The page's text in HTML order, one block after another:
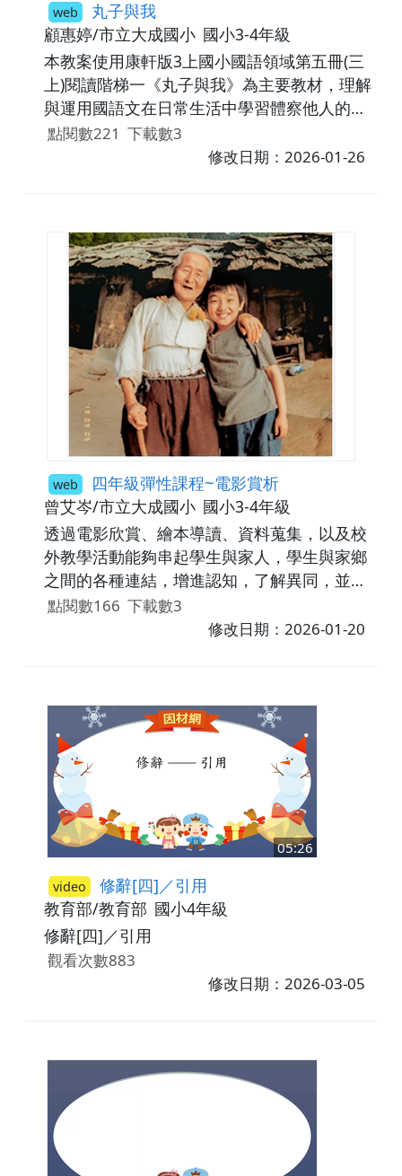
web 丸子與我
顧惠婷/市立大成國小 國小3-4年級
本教案使用康軒版3上國小國語領域第五冊(三
上)閱讀階梯一《丸子與我》為主要教材，理解
與運用國語文在日常生活中學習體察他人的感
受，並給予適當的回應，以達成溝通及互動的
點閱數221 下載數3
修改日期：2026-01-26
web 四年級彈性課程~電影賞析
曾艾岑/市立大成國小 國小3-4年級
透過電影欣賞、繪本導讀、資料蒐集，以及校
外教學活動能夠串起學生與家人，學生與家鄉
之間的各種連結，增進認知，了解異同，並進
而懂得體諒和欣賞。
點閱數166 下載數3
修改日期：2026-01-20
05:26
video 修辭[四]／引用
教育部/教育部 國小4年級
修辭[四]／引用
觀看次數883
修改日期：2026-03-05